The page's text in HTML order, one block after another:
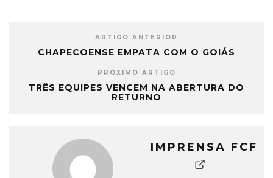
ARTIGO ANTERIOR
CHAPECOENSE EMPATA COM O GOIÁS
PRÓXIMO ARTIGO
TRÊS EQUIPES VENCEM NA ABERTURA DO
RETURNO
IMPRENSA FCF